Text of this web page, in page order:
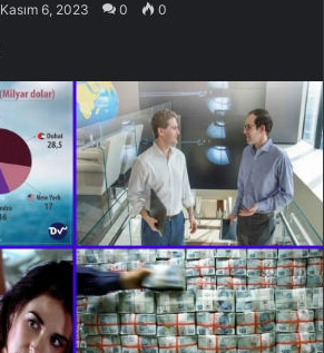
Kasım 6, 2023 0 0